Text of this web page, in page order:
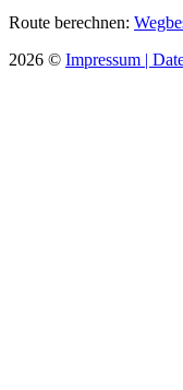
Route berechnen:
2026 © Impressum |